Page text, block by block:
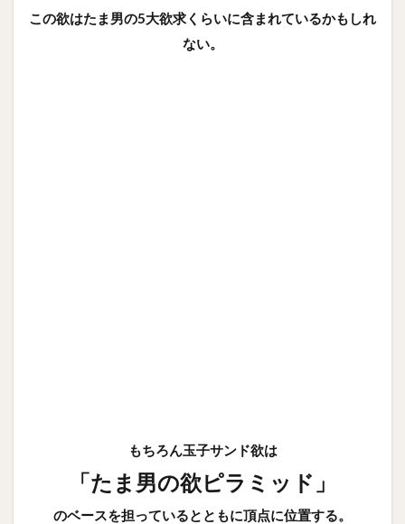
この欲はたま男の5大欲求くらいに含まれているかもしれ
ない。
もちろん玉子サンド欲は
「たま男の欲ピラミッド」
のベースを担っているとともに頂点に位置する。